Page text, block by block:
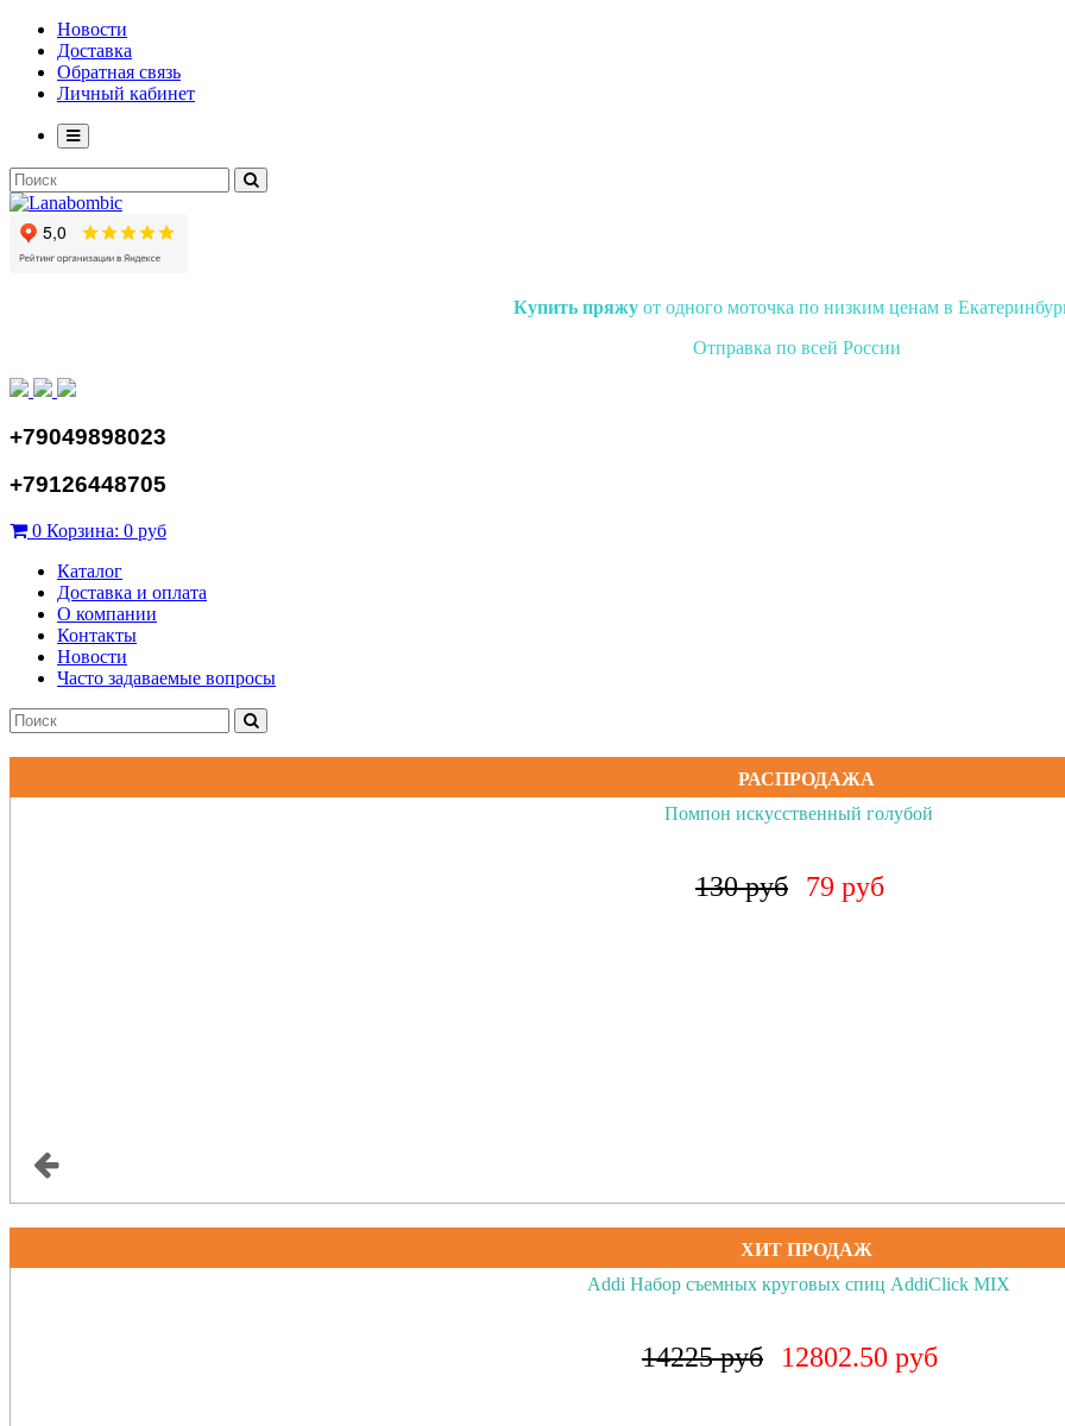
Новости
Доставка
Обратная связь
Личный кабинет
Купить пряжу от одного моточка по низким ценам в
Отправка по всей России
+79049898023
+79126448705
0 Корзина: 0 руб
Каталог
Доставка и оплата
О компании
Контакты
Новости
Часто задаваемые вопросы
РАСПРОДАЖА
Помпон искусственный голубой
130 руб 79 руб
ХИТ ПРОДАЖ
Пряжа Gazzal Alpaca Air 71
489 руб